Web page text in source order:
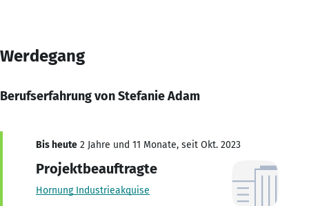
Werdegang
Berufserfahrung von Stefanie Adam
Bis heute 2 Jahre und 11 Monate, seit Okt. 2023
Projektbeauftragte
Hornung Industrieakquise